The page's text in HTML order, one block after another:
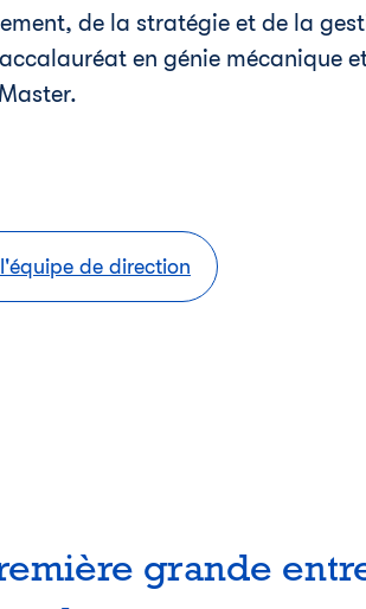
de la stratégie et de la
en génie mécanique
de direction
grande